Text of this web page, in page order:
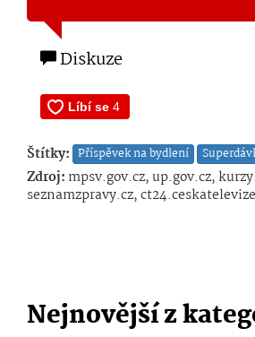
Diskuze
Štítky: Příspěvek na bydlení
Zdroj: mpsv.gov.cz, up.gov.cz,
seznamzpravy.cz,
Nejnovější z